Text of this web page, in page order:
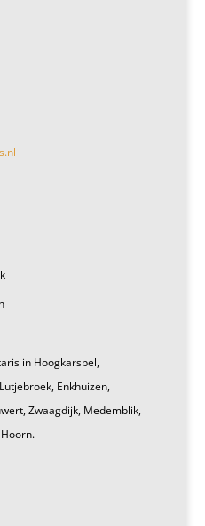
in Hoogkarspel,
Enkhuizen,
Zwaagdijk, Medemblik,